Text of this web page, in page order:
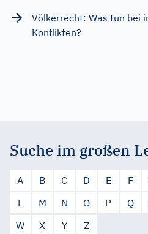
Völkerrecht: Was tun bei
Konflikten?
Suche im großen
A B C D E F
L
M N O P Q
W
X Y Z